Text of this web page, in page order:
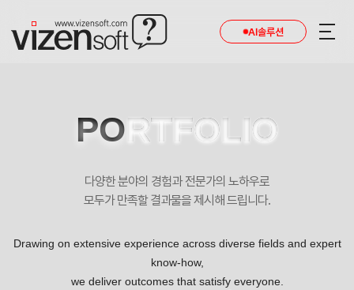
AI솔루션
PORTFOLIO
다양한 분야의 경험과 전문가의 노하우로
모두가 만족할 결과물을 제시해 드립니다.
Drawing on extensive experience across diverse fields and expert
know-how,
we deliver outcomes that satisfy everyone.